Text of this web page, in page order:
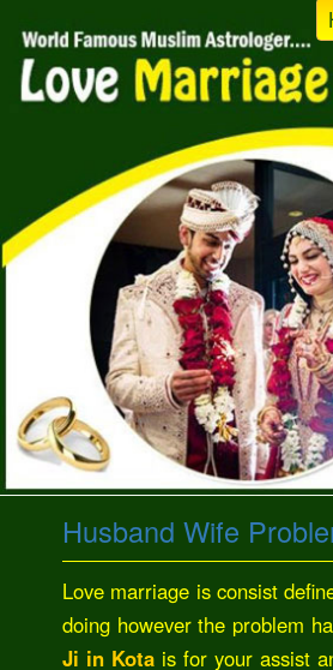
Husband Wife
Love marriage is consist
doing however the problem
Ji in Kota is for your assist